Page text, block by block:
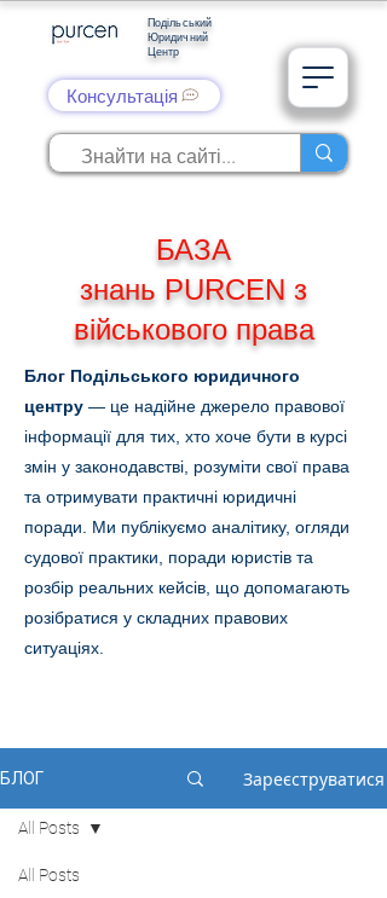
Подільський
Юридичний
Центр
Консультація
БАЗА
знань PURCEN з
військового права
Блог Подільського юридичного
центру — це надійне джерело правової
інформації для тих, хто хоче бути в курсі
змін у законодавстві, розуміти свої права
та отримувати практичні юридичні
поради. Ми публікуємо аналітику, огляди
судової практики, поради юристів та
розбір реальних кейсів, що допомагають
розібратися у складних правових
ситуаціях.
БЛОГ Зареєструватися
All Posts
All Posts